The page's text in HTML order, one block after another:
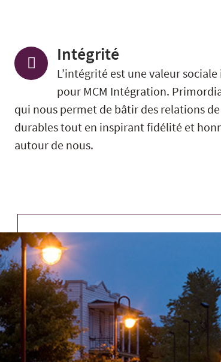
Intégrité
L’intégrité est une valeur
pour MCM Intégration.
qui nous permet de bâtir des relations
durables tout en inspirant fidélité et
autour de nous.